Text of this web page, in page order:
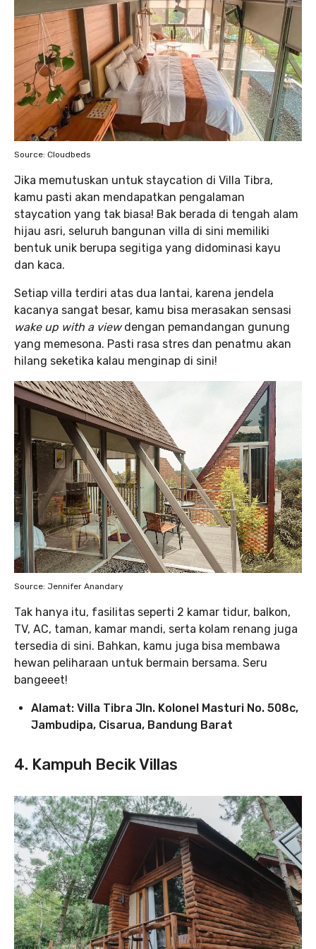
Source: Cloudbeds
Jika memutuskan untuk staycation di Villa Tibra,
kamu pasti akan mendapatkan pengalaman
staycation yang tak biasa! Bak berada di tengah alam
hijau asri, seluruh bangunan villa di sini memiliki
bentuk unik berupa segitiga yang didominasi kayu
dan kaca.
Setiap villa terdiri atas dua lantai, karena jendela
kacanya sangat besar, kamu bisa merasakan sensasi
wake up with a view dengan pemandangan gunung
yang memesona. Pasti rasa stres dan penatmu akan
hilang seketika kalau menginap di sini!
Source: Jennifer Anandary
Tak hanya itu, fasilitas seperti 2 kamar tidur, balkon,
TV, AC, taman, kamar mandi, serta kolam renang juga
tersedia di sini. Bahkan, kamu juga bisa membawa
hewan peliharaan untuk bermain bersama. Seru
bangeeet!
Alamat: Villa Tibra Jln. Kolonel Masturi No. 508c,
Jambudipa, Cisarua, Bandung Barat
4. Kampuh Becik Villas